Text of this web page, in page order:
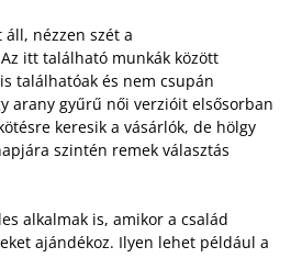
áll, nézzen szét a
itt található munkák között
találhatóak és nem csupán
arany gyűrű női verzióit elsősorban
keresik a vásárlók, de hölgy
szintén remek választás
alkalmak is, amikor a család
ajándékoz. Ilyen lehet például a